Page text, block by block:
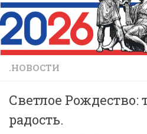
.НОВОСТИ
Светлое Рождество:
радость.